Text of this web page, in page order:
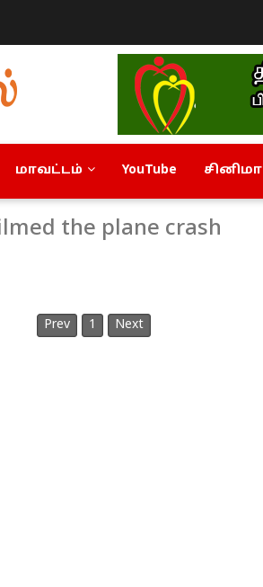
மாவட்டம் YouTube சினிமா
the plane crash
Prev 1 Next